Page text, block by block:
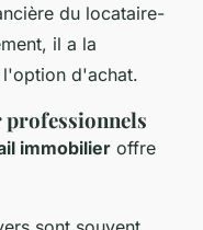
du locataire-
il a la
d'achat.
immobilier offre